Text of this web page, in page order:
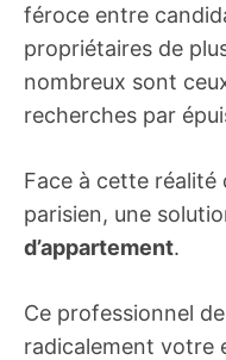
féroce entre
propriétaires de
nombreux sont
recherches par
Face à cette réalité
parisien, une
d’appartement.
Ce professionnel
radicalement votre